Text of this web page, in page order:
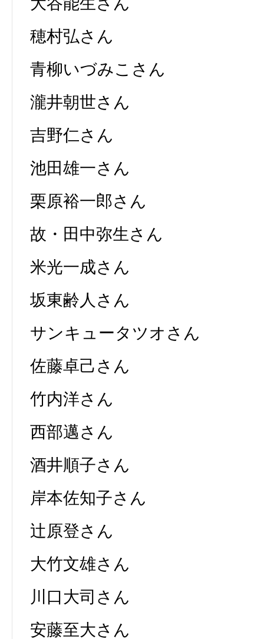
穂村弘さん
青柳いづみこさん
瀧井朝世さん
吉野仁さん
池田雄一さん
栗原裕一郎さん
故・田中弥生さん
米光一成さん
坂東齢人さん
サンキュータツオさん
佐藤卓己さん
竹内洋さん
西部邁さん
酒井順子さん
岸本佐知子さん
辻原登さん
大竹文雄さん
川口大司さん
安藤至大さん